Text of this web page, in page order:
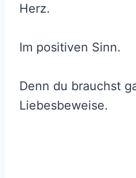
Herz.
Im positiven Sinn.
Denn du brauchst
Liebesbeweise.